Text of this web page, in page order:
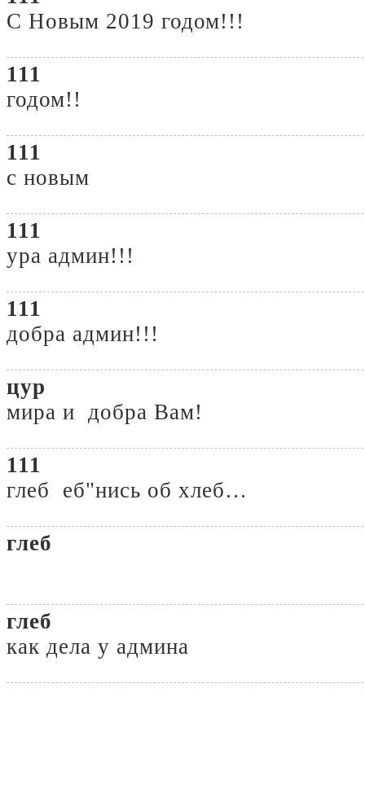
С Новым 2019 годом!!!
111
годом!!
111
с новым
111
ура админ!!!
111
добра админ!!!
цур
мира и добра Вам!
111
глеб еб"нись об хлеб…
глеб
глеб
как дела у админа